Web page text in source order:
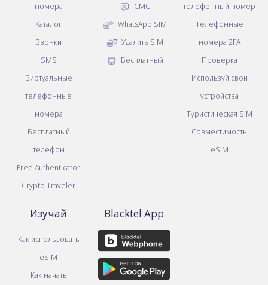
номера
Каталог
Звонки
SMS
Виртуальные
телефонные
номера
Бесплатный
телефон
Free Authenticator
Crypto Traveler
СМС
WhatsApp SIM
Удалить SIM
Бесплатный
телефонный номер
Телефонные
номера 2FA
Проверка
Используй свои
устройства
Туристическая SIM
Совместимость
eSIM
Изучай
Как использовать
eSIM
Как начать
Blacktel App